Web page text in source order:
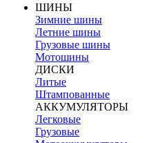
ШИНЫ
Зимние шины
Летние шины
Грузовые шины
Мотошины
ДИСКИ
Литые
Штампованные
АККУМУЛЯТОРЫ
Легковые
Грузовые